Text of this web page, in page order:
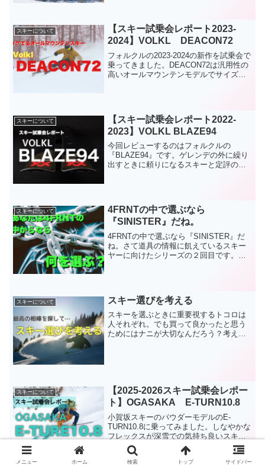
つの間にか夢中になっ...
スキーについて
【スキー試乗会レポート2023-
2024】VOLKL DEACON72
フォルクルの2023-2024の新作を試乗会で
乗ってきました。DEACON72は汎用性の
高いオールマウンテンモデルでサイズ展
スキーについて
【スキー試乗会レポート2022-
2023】VOLKL BLAZE94
今回レビューするのはフォルクルの
『BLAZE94』です。ゲレンデの外に繰り
出すときに頼りになるスキーと定評のあ
ーなのか？試してみたいと思います。
スキーについて
4FRNTの中で選ぶなら
『SINISTER』だね。
4FRNTの中で選ぶなら『SINISTER』だ
ね。さて道具の情報に飢えているスキー
ヤーに向けたシリーズの２回目です。今
スキーについて スキー選びを考える
スキーを選ぶときに重要視するトコロは
人それぞれ。でも買って良かったと思う
ためにはナニが大切なんだろう？考えて
スキーについて
【2025-2026スキー試乗会レポー
ト】OGASAKA E-TURN10.8
小賀坂スキーのパウダーモデルのE-
TURN10.8に乗ってみました。しなやかな
フレックスが深雪での気持ち良いスキー
を体験させてくれそうです。
メニュー ホーム 検索 トップ サイドバー